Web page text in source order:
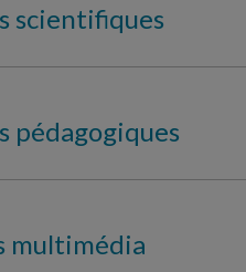
scientifiques
pédagogiques
multimédia